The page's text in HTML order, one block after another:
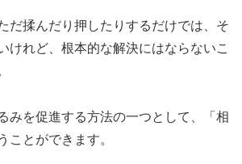
だ揉んだり押したりするだけでは、そ
けれど、根本的な解決にはならないこ
みを促進する方法の一つとして、「相
ことができます。